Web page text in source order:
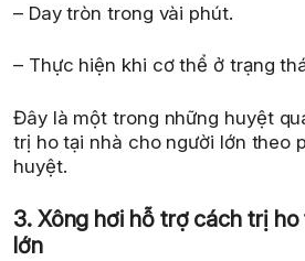
– Day tròn trong vài phút.
– Thực hiện khi cơ thể ở trạng
Đây là một trong những huyệt
trị ho tại nhà cho người lớn theo
huyệt.
3. Xông hơi hỗ trợ cách trị
lớn